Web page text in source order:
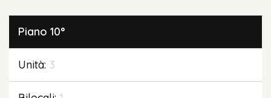
Piano 10°
Unità: 3